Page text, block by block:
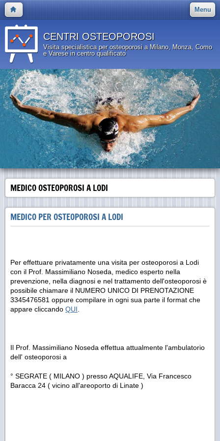
Menu
CENTRI OSTEOPOROSI
Visita specialistica per osteoporosi a Milano, Monza, Como
e Varese in centro qualificato
MEDICO OSTEOPOROSI A LODI
MEDICO PER OSTEOPOROSI A LODI
Per effettuare privatamente una visita per osteoporosi a Lodi
con il Prof. Massimiliano Noseda, medico esperto nella
prevenzione, nella diagnosi e nel trattamento dell'osteoporosi è
possibile chiamare il NUMERO UNICO DI PRENOTAZIONE
3345476581 oppure compilare in ogni sua parte il format che
appare cliccando QUI.
Il Prof. Massimiliano Noseda effettua attualmente l'ambulatorio
dell' osteoporosi a
° SEGRATE ( MILANO ) presso AQUALIFE, Via Francesco
Baracca 24 ( vicino all'areoporto di Linate )